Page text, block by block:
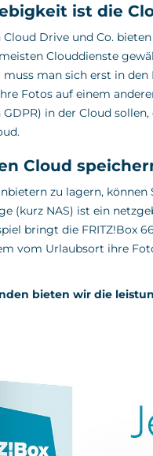
ist die
Drive und Co.
Clouddienste
man sich erst in
Fotos auf einem
in der Cloud
Cloud
zu lagern,
(kurz NAS) ist ein
bringt die FRITZ!Box
vom Urlaubsort ihre
bieten wir die